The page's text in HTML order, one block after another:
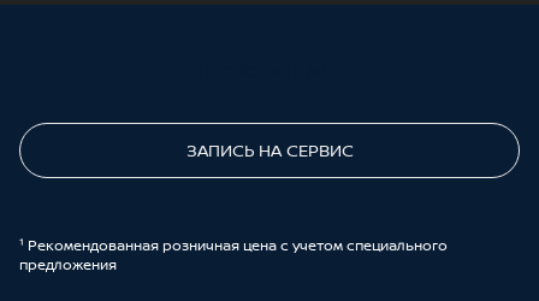
ЗАПИСЬ НА СЕРВИС
¹ Рекомендованная розничная цена с учетом специального
предложения